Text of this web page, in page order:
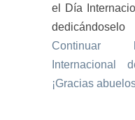
el Día
Continuar
Internacional
¡Gracias